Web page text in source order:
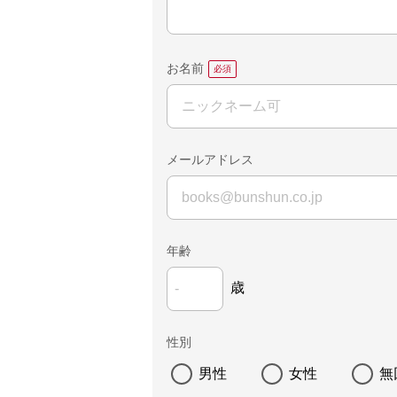
お名前
メールアドレス
年齢
歳
性別
男性 女性 無